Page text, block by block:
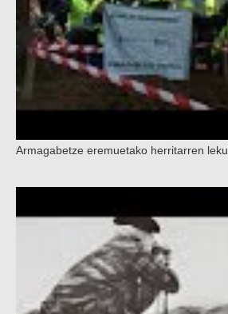
Armagabetze eremuetako herritarren